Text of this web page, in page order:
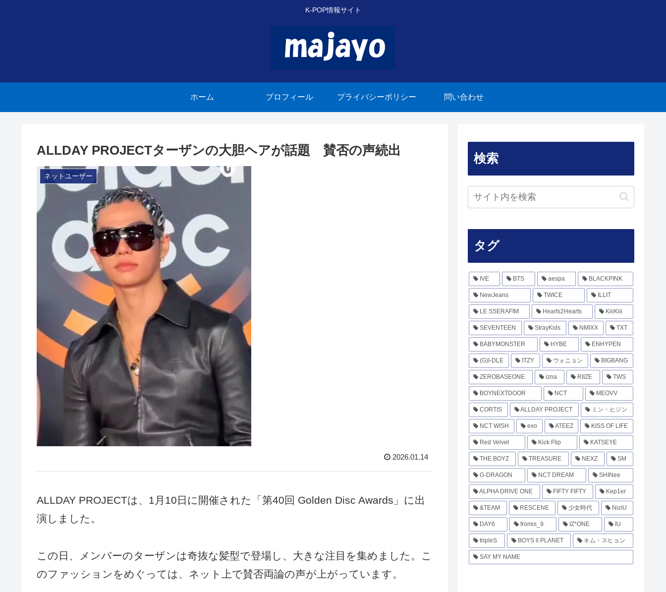
K-POP情報サイト
ホーム プロフィール プライバシーポリシー 問い合わせ
ALLDAY PROJECTターザンの大胆ヘアが話題 賛否の声続出
ネットユーザー
2026.01.14
ALLDAY PROJECTは、1月10日に開催された「第40回 Golden Disc Awards」に出
演しました。
この日、メンバーのターザンは奇抜な髪型で登場し、大きな注目を集めました。こ
のファッションをめぐっては、ネット上で賛否両論の声が上がっています。
検索
タグ
IVE BTS aespa BLACKPINK
NewJeans TWICE ILLIT
LE SSERAFIM Hearts2Hearts KiiiKiii
SEVENTEEN StrayKids NMIXX TXT
BABYMONSTER HYBE ENHYPEN
(G)I-DLE ITZY ウォニョン BIGBANG
ZEROBASEONE izna RIIZE TWS
BOYNEXTDOOR NCT MEOVV
CORTIS ALLDAY PROJECT ミン・ヒジン
NCT WISH exo ATEEZ KISS OF LIFE
Red Velvet Kick Flip KATSEYE
THE BOYZ TREASURE NEXZ SM
G-DRAGON NCT DREAM SHINee
ALPHA DRIVE ONE FIFTY FIFTY Kep1er
&TEAM RESCENE 少女時代 NiziU
DAY6 fromis_9 IZ*ONE IU
tripleS BOYS ll PLANET キム・スヒョン
SAY MY NAME